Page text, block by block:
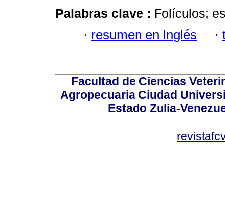
Palabras clave : Folículos;
· resumen en Inglés ·
Facultad de Ciencias
Agropecuaria Ciudad
Estado Zulia-